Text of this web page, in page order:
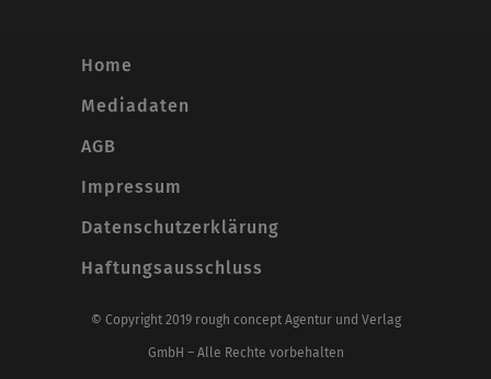
Home
Mediadaten
AGB
Impressum
Datenschutzerklärung
Haftungsausschluss
© Copyright 2019 rough concept Agentur und Verlag
GmbH – Alle Rechte vorbehalten